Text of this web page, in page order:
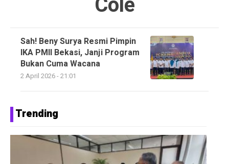
Sah! Beny Surya Resmi Pimpin
IKA PMII Bekasi, Janji Program
Bukan Cuma Wacana
2 April 2026 - 21:01
Trending